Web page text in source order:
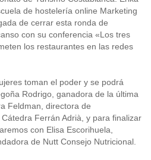
de hostelería online Marketing
de cerrar esta ronda de
con su conferencia «Los tres
los restaurantes en las redes
toman el poder y se podrá
Rodrigo, ganadora de la última
Feldman, directora de
Ferrán Adrià, y para finalizar
con Elisa Escorihuela,
de Nutt Consejo Nutricional.